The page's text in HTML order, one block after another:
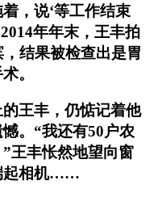
，说‘等工作结束
年年末，王丰拍
结果被检查出是胃
。
王丰，仍惦记着他
。“我还有50户农
王丰怅然地望向窗
起相机……